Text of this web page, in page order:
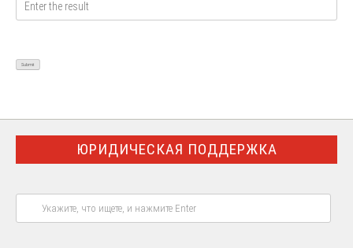
ЮРИДИЧЕСКАЯ ПОДДЕРЖКА